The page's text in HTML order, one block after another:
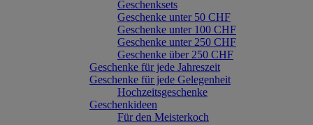
Geschenksets
Geschenke unter 50 CHF
Geschenke unter 100 CHF
Geschenke unter 250 CHF
Geschenke über 250 CHF
Geschenke für jede Jahreszeit
Geschenke für jede Gelegenheit
Hochzeitsgeschenke
Geschenkideen
Für den Meisterkoch